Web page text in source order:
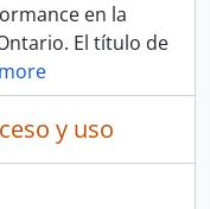
en la
El título de
y uso